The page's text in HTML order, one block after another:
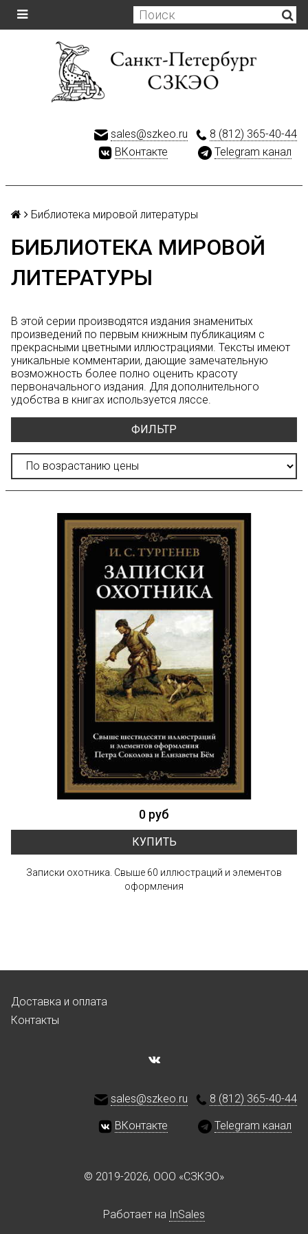
sales@szkeo.ru
8 (812) 365-40-44
ВКонтакте
Telegram канал
Библиотека мировой литературы
БИБЛИОТЕКА МИРОВОЙ
ЛИТЕРАТУРЫ
В этой серии производятся издания знаменитых
произведений по первым книжным публикациям с
прекрасными цветными иллюстрациями. Тексты имеют
уникальные комментарии, дающие замечательную
возможность более полно оценить красоту
первоначального издания. Для дополнительного
удобства в книгах используется ляссе.
ФИЛЬТР
0 руб
КУПИТЬ
Записки охотника. Свыше 60 иллюстраций и элементов
оформления
Доставка и оплата
Контакты
sales@szkeo.ru 8 (812) 365-40-44
ВКонтакте Telegram канал
© 2019-2026, ООО «СЗКЭО»
Работает на InSales